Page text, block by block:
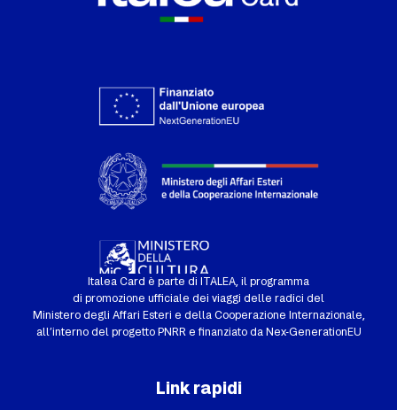
Italea Card è parte di ITALEA, il programma
di promozione ufficiale dei viaggi delle radici del
Ministero degli Affari Esteri e della Cooperazione Internazionale,
all’interno del progetto PNRR e finanziato da Nex-GenerationEU
Link rapidi